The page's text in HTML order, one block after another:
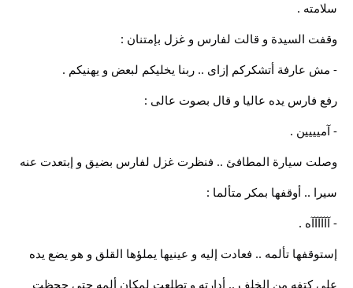
سلامته .
وقفت السيدة و قالت لفارس و غزل بإمتنان :
- مش عارفة أتشكركم إزاى .. ربنا يخليكم لبعض و يهنيكم .
رفع فارس يده عاليا و قال بصوت عالى :
- آميييين .
وصلت سيارة المطافئ .. فنظرت غزل لفارس بضيق و إبتعدت عنه
سيرا .. أوقفها بمكر متألما :
- آآآآآآه .
إستوقفها تألمه .. فعادت إليه و عينيها يملؤها القلق و هو يضع يده
على كتفه من الخلف .. أدارته و تطلعت لمكان ألمه حتى جحظت